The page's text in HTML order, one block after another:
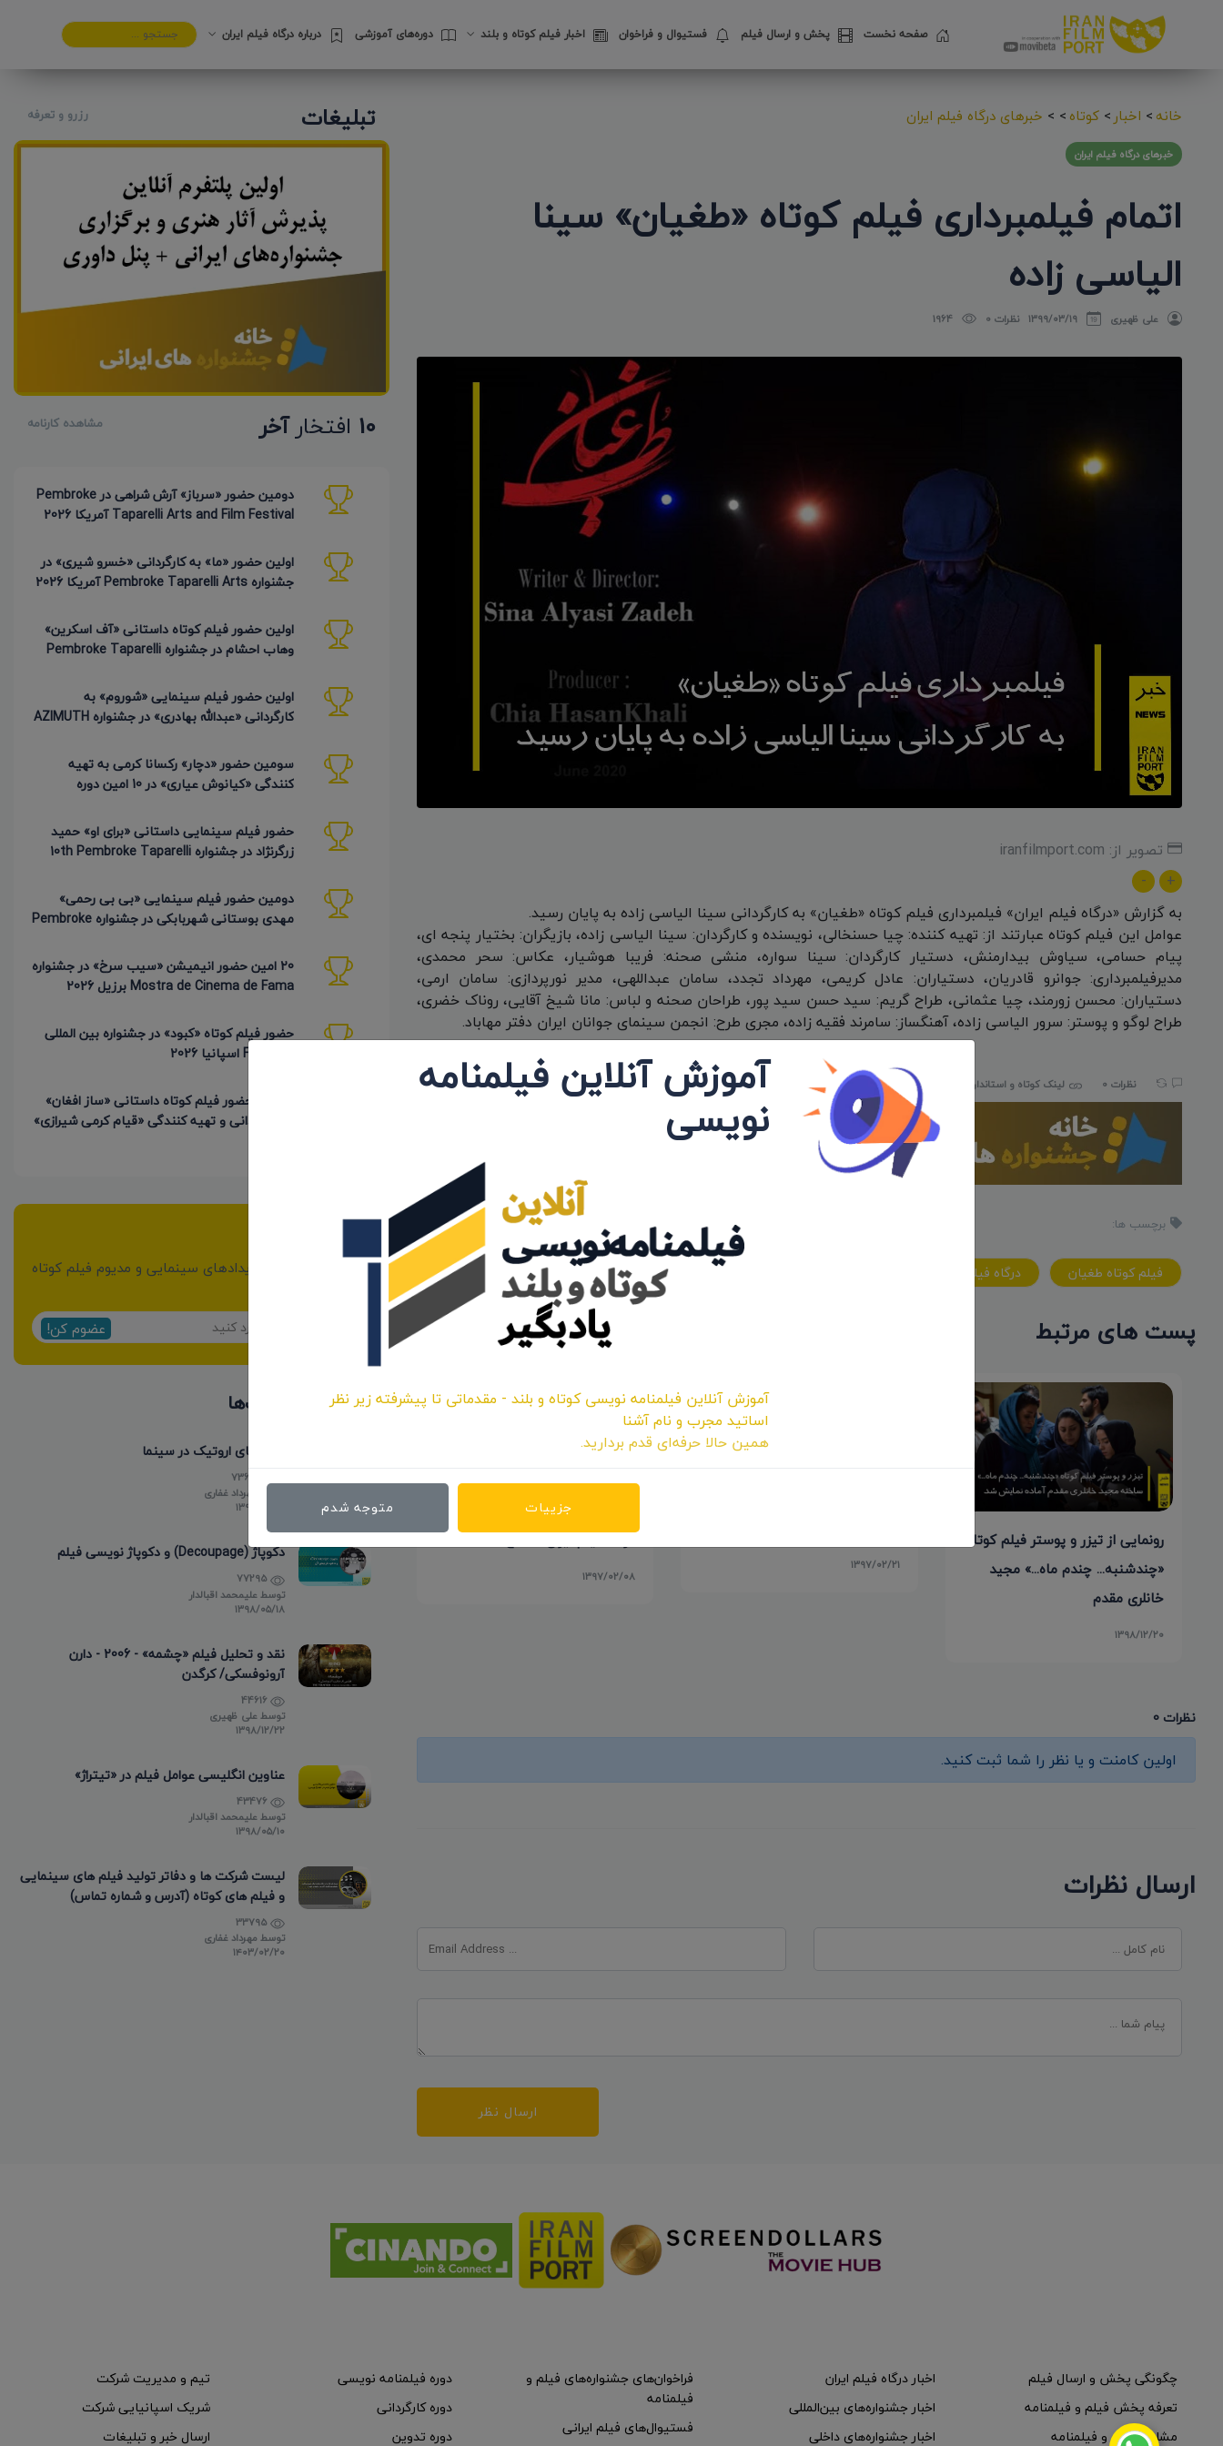
صفحه نخست پخش و ارسال فیلم فستیوال‌ و فراخوان اخبار فیلم کوتاه و بلند دوره‌های آموزشی درباره درگاه فیلم ایران
خانه> اخبار > کوتاه>
> خبرهای درگاه فیلم ایران
خبرهای درگاه فیلم ایران
اتمام فیلمبرداری فیلم کوتاه «طغیان» سینا
الیاسی زاده
علی ظهیری ۱۳۹۹/۰۳/۱۹ نظرات 0 1964
تصویر از: iranfilmport.com
+
-
به گزارش «درگاه فیلم ایران» فیلمبرداری فیلم کوتاه «طغیان» به کارگردانی سینا الیاسی زاده به پایان رسید.
عوامل این فیلم کوتاه عبارتند از: تهیه کننده: چیا حسنخالی، نویسنده و کارگردان: سینا الیاسی زاده، بازیگران: بختیار پنجه ای،
پیام حسامی، سیاوش بیدارمنش، دستیار کارگردان: سینا سواره، منشی صحنه: فریبا هوشیار، عکاس: سحر محمدی،
مدیرفیلمبرداری: جوانرو قادریان، دستیاران: عادل کریمی، مهرداد تجدد، سامان عبداللهی، مدیر نورپردازی: سامان ارمی،
دستیاران: محسن زورمند، چیا عثمانی، طراح گریم: سید حسن سید پور، طراحان صحنه و لباس: مانا شیخ آقایی، روناک خضری،
طراح لوگو و پوستر: سرور الیاسی زاده، آهنگساز: سامرند فقیه زاده، مجری طرح: انجمن سینمای جوانان ایران دفتر مهاباد.
نظرات 0 لینک کوتاه و استاندارد: iranfilmport.com/736
برچسب ها:
فيلم کوتاه طغيان درگاه فيلم ايران
اشتراک:
پست های مرتبط
رونمایی از تیزر و پوستر فیلم کوتاه
«چندشنبه... چندم ماه...» مجید
خانلری مقدم
۱۳۹۸/۱۲/۲۰
۱۳۹۷/۰۲/۲۱
درگاه فیلم ایران افتتاح شد
۱۳۹۷/۰۲/۰۸
نظرات 0
اولین کامنت و یا نظر را شما ثبت کنید.
ارسال نظرات
ارسال نظر
تبلیغات رزرو و تعرفه
10 افتخارآخر مشاهده کارنامه
دومین حضور «سرباز» آرش شراهی در Pembroke
Taparelli Arts and Film Festival آمریکا 2026
اولین حضور «ما» به کارگردانی «خسرو شیری» در
جشنواره Pembroke Taparelli Arts آمریکا 2026
اولین حضور فیلم کوتاه داستانی «آف اسکرین»
وهاب احشام در جشنواره Pembroke Taparelli
اولین حضور فیلم سینمایی «شوروم» به
کارگردانی «عبدالله بهادری» در جشنواره AZIMUTH
سومین حضور «دچار» رکسانا کرمی به تهیه
کنندگی «کیانوش عیاری» در 10 امین دوره
حضور فیلم سینمایی داستانی «برای او» حمید
زرگرنژاد در جشنواره 10th Pembroke Taparelli
دومین حضور فیلم سینمایی «بی بی رحمی»
مهدی بوستانی شهربابکی در جشنواره Pembroke
20 امین حضور انیمیشن «سیب سرخ» در جشنواره
Mostra de Cinema de Fama برزیل 2026
حضور فیلم کوتاه «کبود» در جشنواره بین المللی
FICNOVA اسپانیا 2026
4 امین حضور فیلم کوتاه داستانی «ساز افغان»
به کارگردانی و تهیه کنندگی «قیام کرمی شیرازی»
از مهمترین اخبار و رویدادهای سینمایی و مدیوم فیلم کوتاه
عضوم کن!
پر بازدیدترین پست‌ها
فیلم های اروتیک در سینما
مهرداد غفاری
۱۳۹۸/۰۵/۱۵
دکوپاژ (Decoupage) و دکوپاژ نویسی فیلم
توسطعلیمحمد اقبالدار
۱۳۹۸/۰۵/۱۸
نقد و تحلیل فیلم «چشمه» - 2006 - دارن
آرونوفسکی/ کرگدن
توسطعلی ظهیری
۱۳۹۸/۱۲/۲۲
عناوین انگلیسی عوامل فیلم در «تیتراژ»
توسطعلیمحمد اقبالدار
۱۳۹۸/۰۵/۱۰
لیست شرکت ها و دفاتر تولید فیلم های سینمایی
و فیلم های کوتاه (آدرس و شماره تماس)
توسط مهرداد غفاری
۱۴۰۳/۰۲/۲۰
چگونگی پخش و ارسال فیلم
تعرفه پخش فیلم و فیلمنامه
مشاوره فیلم و فیلمنامه
اخبار درگاه فیلم ایران
اخبار جشنواره‌های بین‌المللی
اخبار جشنواره‌های داخلی
فراخوان‌های جشنواره‌های فیلم و
فیلمنامه
فستیوال‌های فیلم ایرانی
دوره فیلمنامه نویسی
دوره کارگردانی
دوره تدوین
تیم و مدیریت شرکت
شریک اسپانیایی شرکت
ارسال خبر و تبلیغات
آموزش آنلاین فیلمنامه
نویسی
آموزش آنلاین فیلمنامه نویسی کوتاه و بلند - مقدماتی تا پیشرفته زیر نظر
اساتید مجرب و نام آشنا
همین حالا حرفه‌ای قدم بردارید.
جزییات متوجه شدم